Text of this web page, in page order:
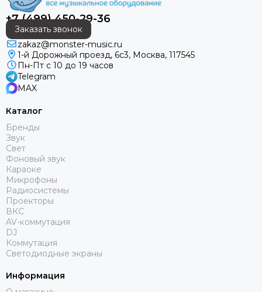
+7 (499) 450-29-36
Заказать звонок
zakaz@monster-music.ru
1-й Дорожный проезд, 6с3, Москва, 117545
Пн-Пт с 10 до 19 часов
Telegram
MAX
Каталог
Бренды
Звук
Свет
Фоновый звук
Караоке
Микрофоны
Радиосистемы
Проекторы
ВКС
AV-коммутация
DJ
Коммутация
Светодиодные экраны
Информация